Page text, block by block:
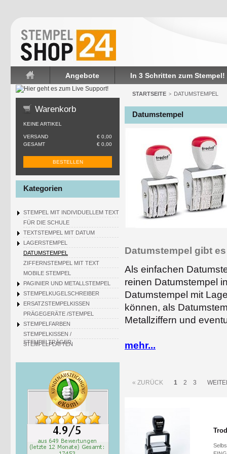
Startseite
Angebote In 3 Schritten zum Stempel!
Warenkorb
KEINE ARTIKEL
VERSAND
€ 0,00
GESAMT
€ 0,00
BESTELLEN
Kategorien
STEMPEL MIT INDIVIDUELLEM TEXT
FÜR DIE SCHULE
TEXTSTEMPEL MIT DATUM
LAGERSTEMPEL
DATUMSTEMPEL
ZIFFERNSTEMPEL MIT TEXT
MOBILE STEMPEL
PAGINIER UND METALLSTEMPEL
STEMPELKUGELSCHREIBER
ERSATZSTEMPELKISSEN
PRÄGEGERÄTE /STEMPEL
STEMPELFARBEN
STEMPELKISSEN /
STEMPELTRÄGER
STEMPELPLATTEN
STARTSEITE > DATUMSTEMPEL
Datumstempel
Datumstempel gibt
Als einfachen
reinen Datumstempel
Datumstempel mit
können, als
Metallziffern und
Nachteil, dass das getrennte
sind endlos vulkanisiert und halten
Neben den reinen Datumstempeln
dem Datum als auch daneben
oder Standardtexte zum
Eingegangen, Bezahlt, Gebucht,
mehr...
« ZURÜCK 1 2 3